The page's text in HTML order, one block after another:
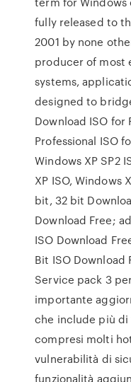
fully released to
2001 by none
producer of most
systems,
designed to
Download ISO for
Professional ISO
Windows XP SP2
XP ISO, Windows
bit, 32 bit
Download Free;
ISO Download
Bit ISO Download
Service pack 3
importante
che include più
compresi molti
vulnerabilità di
funzionalità